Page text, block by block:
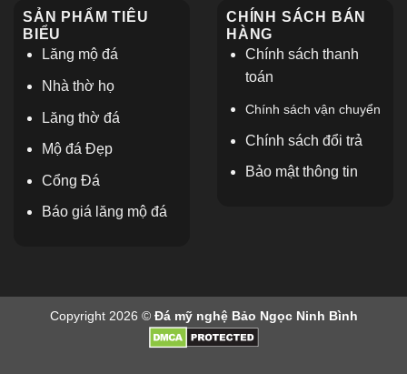
SẢN PHẨM TIÊU
BIỂU
Lăng mộ đá
Nhà thờ họ
Lăng thờ đá
Mộ đá Đẹp
Cổng Đá
Báo giá lăng mộ đá
CHÍNH SÁCH BÁN
HÀNG
Chính sách thanh
toán
Chính sách vận chuyển
Chính sách đổi trả
Bảo mật thông tin
Copyright 2026 © Đá mỹ nghệ Bảo Ngọc Ninh Bình